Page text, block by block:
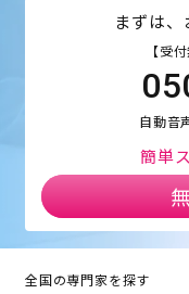
まずは
【受
自動音
簡単
全国の専門家を探す